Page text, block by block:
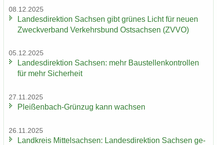
08.12.2025
Lan­des­di­rek­ti­on Sach­sen gibt grü­nes Licht für neuen
Zweck­ver­band Ver­kehrs­bund Ost­sach­sen (ZVVO)
05.12.2025
Lan­des­di­rek­ti­on Sach­sen: mehr Bau­stel­len­kon­trol­len
für mehr Si­cher­heit
27.11.2025
Pleißenbach-​Grünzug kann wach­sen
26.11.2025
Land­kreis Mit­tel­sach­sen: Lan­des­di­rek­ti­on Sach­sen ge­